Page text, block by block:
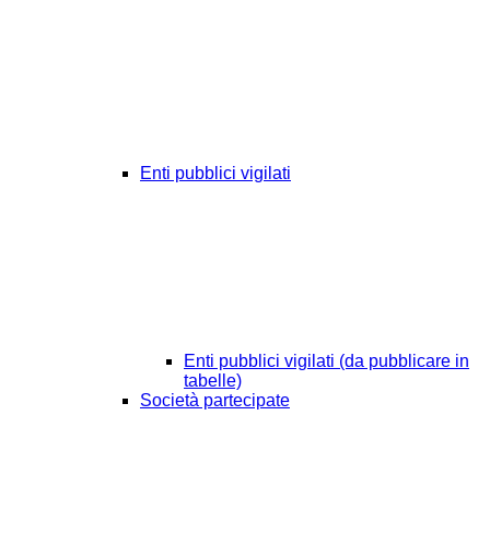
Enti pubblici vigilati
Enti pubblici vigilati (da pubblicare in
tabelle)
Società partecipate